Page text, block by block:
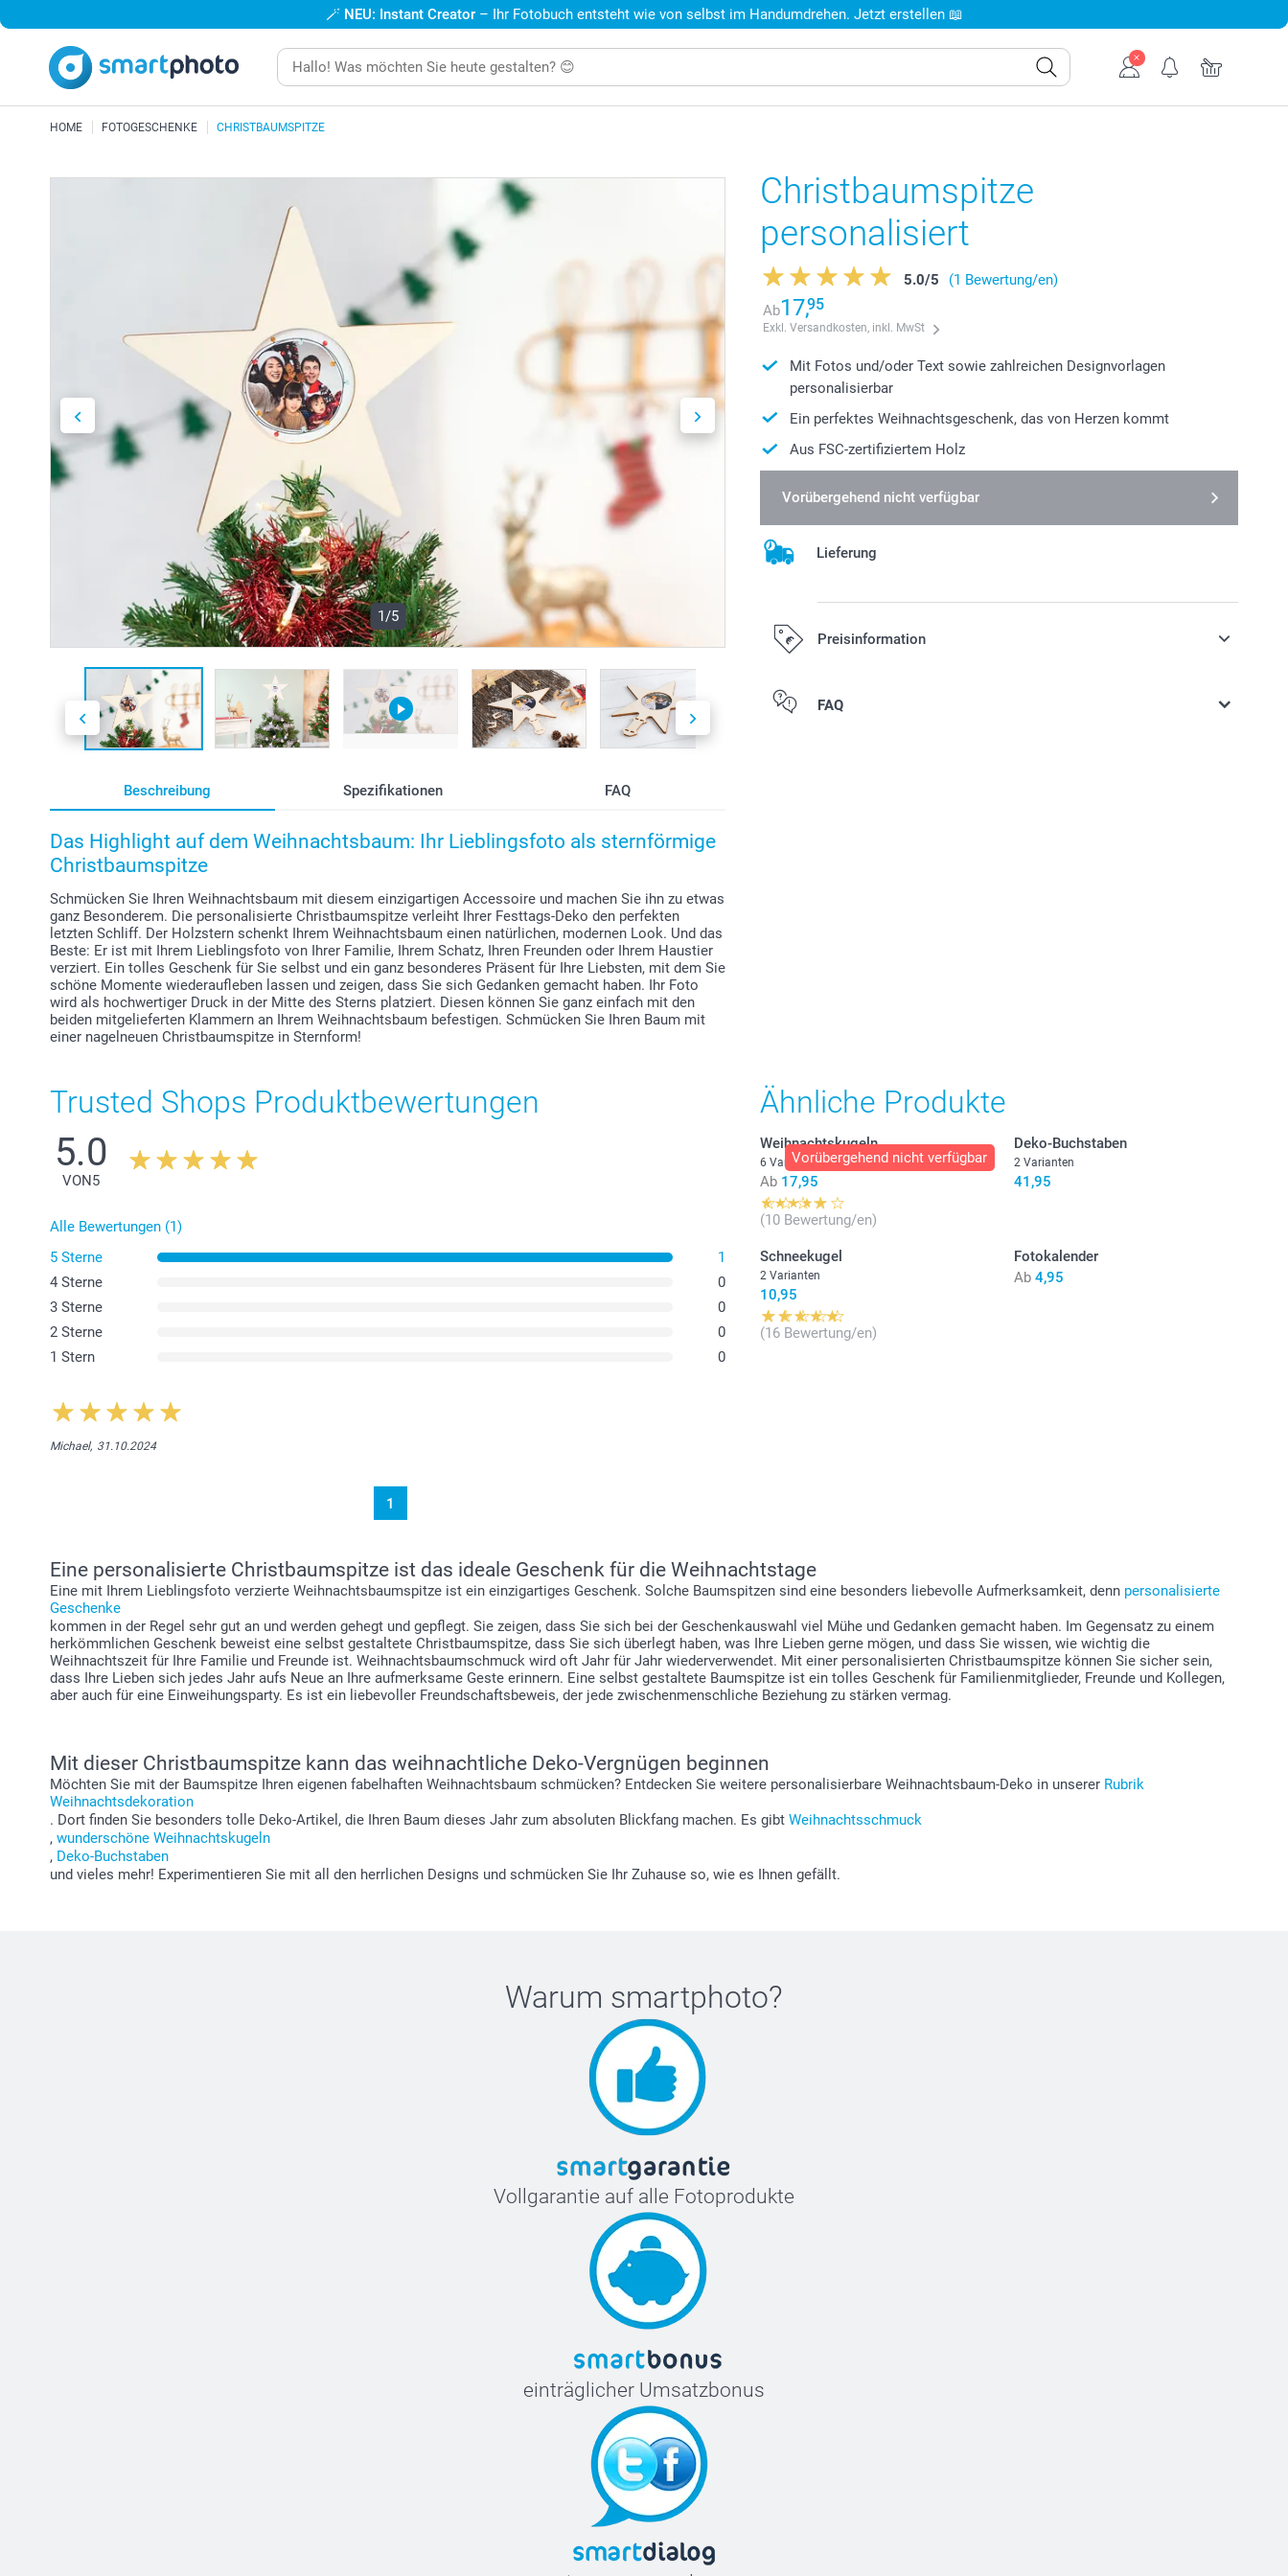
🪄 NEU: Instant Creator – Ihr Fotobuch entsteht wie von selbst im Handumdrehen. Jetzt erstellen 📖
HOME FOTOGESCHENKE CHRISTBAUMSPITZE
1/5
Beschreibung Spezifikationen FAQ
Das Highlight auf dem Weihnachtsbaum: Ihr Lieblingsfoto als sternförmige
Christbaumspitze
Schmücken Sie Ihren Weihnachtsbaum mit diesem einzigartigen Accessoire und machen Sie ihn zu etwas
ganz Besonderem. Die personalisierte Christbaumspitze verleiht Ihrer Festtags-Deko den perfekten
letzten Schliff. Der Holzstern schenkt Ihrem Weihnachtsbaum einen natürlichen, modernen Look. Und das
Beste: Er ist mit Ihrem Lieblingsfoto von Ihrer Familie, Ihrem Schatz, Ihren Freunden oder Ihrem Haustier
verziert. Ein tolles Geschenk für Sie selbst und ein ganz besonderes Präsent für Ihre Liebsten, mit dem Sie
schöne Momente wiederaufleben lassen und zeigen, dass Sie sich Gedanken gemacht haben. Ihr Foto
wird als hochwertiger Druck in der Mitte des Sterns platziert. Diesen können Sie ganz einfach mit den
beiden mitgelieferten Klammern an Ihrem Weihnachtsbaum befestigen. Schmücken Sie Ihren Baum mit
einer nagelneuen Christbaumspitze in Sternform!
Christbaumspitze
personalisiert
5.0/5
(1 Bewertung/en)
Ab17,95
Exkl. Versandkosten, inkl. MwSt
Mit Fotos und/oder Text sowie zahlreichen Designvorlagen
personalisierbar
Ein perfektes Weihnachtsgeschenk, das von Herzen kommt
Aus FSC-zertifiziertem Holz
Vorübergehend nicht verfügbar
Lieferung
Preisinformation
Alle Preise verstehen sich in EURO (€) inkl. MwSt. und zzgl.
FAQ
Trusted Shops Produktbewertungen
5.0
VON5
Alle Bewertungen (1)
5 Sterne
1
4 Sterne
0
3 Sterne
0
2 Sterne
0
1 Stern
0
Michael, 31.10.2024
1
Ähnliche Produkte
Vorübergehend nicht verfügbar
Weihnachtskugeln
6 Varianten
Ab 17,95
(10 Bewertung/en)
Deko-Buchstaben
2 Varianten
41,95
Schneekugel
2 Varianten
10,95
(16 Bewertung/en)
Fotokalender
Ab 4,95
Eine personalisierte Christbaumspitze ist das ideale Geschenk für die Weihnachtstage
Eine mit Ihrem Lieblingsfoto verzierte Weihnachtsbaumspitze ist ein einzigartiges Geschenk. Solche Baumspitzen sind eine besonders liebevolle Aufmerksamkeit, denn personalisierte
Geschenke
kommen in der Regel sehr gut an und werden gehegt und gepflegt. Sie zeigen, dass Sie sich bei der Geschenkauswahl viel Mühe und Gedanken gemacht haben. Im Gegensatz zu einem
herkömmlichen Geschenk beweist eine selbst gestaltete Christbaumspitze, dass Sie sich überlegt haben, was Ihre Lieben gerne mögen, und dass Sie wissen, wie wichtig die
Weihnachtszeit für Ihre Familie und Freunde ist. Weihnachtsbaumschmuck wird oft Jahr für Jahr wiederverwendet. Mit einer personalisierten Christbaumspitze können Sie sicher sein,
dass Ihre Lieben sich jedes Jahr aufs Neue an Ihre aufmerksame Geste erinnern. Eine selbst gestaltete Baumspitze ist ein tolles Geschenk für Familienmitglieder, Freunde und Kollegen,
aber auch für eine Einweihungsparty. Es ist ein liebevoller Freundschaftsbeweis, der jede zwischenmenschliche Beziehung zu stärken vermag.
Mit dieser Christbaumspitze kann das weihnachtliche Deko-Vergnügen beginnen
Möchten Sie mit der Baumspitze Ihren eigenen fabelhaften Weihnachtsbaum schmücken? Entdecken Sie weitere personalisierbare Weihnachtsbaum-Deko in unserer Rubrik
Weihnachtsdekoration
. Dort finden Sie besonders tolle Deko-Artikel, die Ihren Baum dieses Jahr zum absoluten Blickfang machen. Es gibt Weihnachtsschmuck
, wunderschöne Weihnachtskugeln
, Deko-Buchstaben
und vieles mehr! Experimentieren Sie mit all den herrlichen Designs und schmücken Sie Ihr Zuhause so, wie es Ihnen gefällt.
Warum smartphoto?
Vollgarantie auf alle Fotoprodukte
einträglicher Umsatzbonus